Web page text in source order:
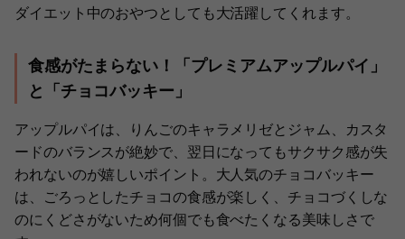
ダイエット中のおやつとしても大活躍してくれます。
食感がたまらない！「プレミアムアップルパイ」
と「チョコバッキー」
アップルパイは、りんごのキャラメリゼとジャム、カスタ
ードのバランスが絶妙で、翌日になってもサクサク感が失
われないのが嬉しいポイント。大人気のチョコバッキー
は、ごろっとしたチョコの食感が楽しく、チョコづくしな
のにくどさがないため何個でも食べたくなる美味しさで